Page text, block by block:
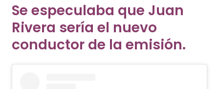
Se especulaba que Juan
Rivera sería el nuevo
conductor de la emisión.